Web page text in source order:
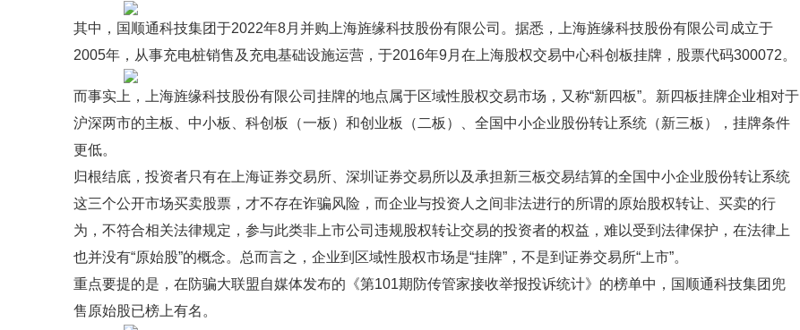
其中，国顺通科技集团于2022年8月并购上海旌缘科技股份有限公司。据悉，上海旌缘科技股份有限公司成立于
2005年，从事充电桩销售及充电基础设施运营，于2016年9月在上海股权交易中心科创板挂牌，股票代码300072。
而事实上，上海旌缘科技股份有限公司挂牌的地点属于区域性股权交易市场，又称“新四板”。新四板挂牌企业相对于
沪深两市的主板、中小板、科创板（一板）和创业板（二板）、全国中小企业股份转让系统（新三板），挂牌条件
更低。
归根结底，投资者只有在上海证券交易所、深圳证券交易所以及承担新三板交易结算的全国中小企业股份转让系统
这三个公开市场买卖股票，才不存在诈骗风险，而企业与投资人之间非法进行的所谓的原始股权转让、买卖的行
为，不符合相关法律规定，参与此类非上市公司违规股权转让交易的投资者的权益，难以受到法律保护，在法律上
也并没有“原始股”的概念。总而言之，企业到区域性股权市场是“挂牌”，不是到证券交易所“上市”。
重点要提的是，在防骗大联盟自媒体发布的《第101期防传管家接收举报投诉统计》的榜单中，国顺通科技集团兜
售原始股已榜上有名。